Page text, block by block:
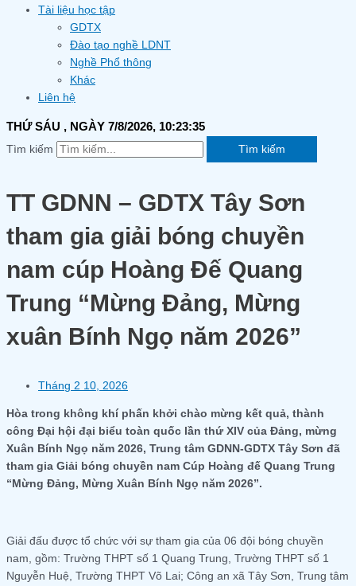
Tài liệu học tập
GDTX
Đào tạo nghề LDNT
Nghề Phổ thông
Khác
Liên hệ
THỨ SÁU , NGÀY 7/8/2026, 10:23:36
Tìm kiếm Tìm kiếm
TT GDNN – GDTX Tây Sơn
tham gia giải bóng chuyền
nam cúp Hoàng Đế Quang
Trung “Mừng Đảng, Mừng
xuân Bính Ngọ năm 2026”
Tháng 2 10, 2026
Hòa trong không khí phấn khởi chào mừng kết quả, thành
công Đại hội đại biểu toàn quốc lần thứ XIV của Đảng, mừng
Xuân Bính Ngọ năm 2026, Trung tâm GDNN-GDTX Tây Sơn đã
tham gia Giải bóng chuyền nam Cúp Hoàng đế Quang Trung
“Mừng Đảng, Mừng Xuân Bính Ngọ năm 2026”.
Giải đấu được tổ chức với sự tham gia của 06 đội bóng chuyền
nam, gồm: Trường THPT số 1 Quang Trung, Trường THPT số 1
Nguyễn Huệ, Trường THPT Võ Lai; Công an xã Tây Sơn, Trung tâm